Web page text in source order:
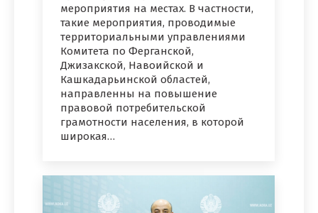
мероприятия на местах. В частности,
такие мероприятия, проводимые
территориальными управлениями
Комитета по Ферганской,
Джизакской, Навоийской и
Кашкадарьинской областей,
направленны на повышение
правовой потребительской
грамотности населения, в которой
широкая…